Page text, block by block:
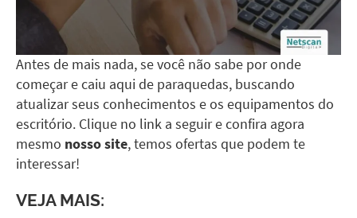
Antes de mais nada, se você não sabe por onde
começar e caiu aqui de paraquedas, buscando
atualizar seus conhecimentos e os equipamentos do
escritório. Clique no link a seguir e confira agora
mesmo nosso site, temos ofertas que podem te
interessar!
VEJA MAIS: